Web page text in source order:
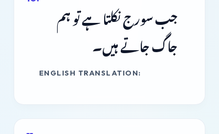
جب سورج نکلتا ہے تو ہم
جاگ جاتے ہیں۔
ENGLISH TRANSLATION: